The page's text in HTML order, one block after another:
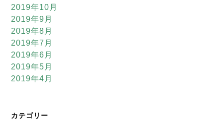
2019年10月
2019年9月
2019年8月
2019年7月
2019年6月
2019年5月
2019年4月
カテゴリー